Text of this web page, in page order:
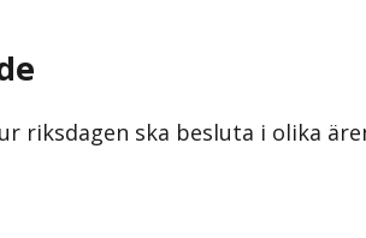
ska besluta i olika